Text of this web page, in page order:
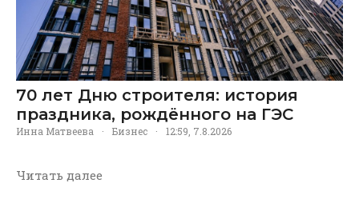
70 лет Дню строителя: история
праздника, рождённого на ГЭС
Инна Матвеева · Бизнес · 12:59, 7.8.2026
Читать далее